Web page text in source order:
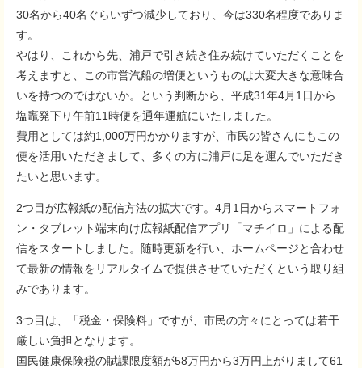
30名から40名ぐらいずつ減少しており、今は330名程度でありま
す。
やはり、これから先、浦戸で引き続き住み続けていただくことを
考えますと、この市営汽船の増便というものは大変大きな意味合
いを持つのではないか。という判断から、平成31年4月1日から
塩竈発下り午前11時便を通年運航にいたしました。
費用としては約1,000万円かかりますが、市民の皆さんにもこの
便を活用いただきまして、多くの方に浦戸に足を運んでいただき
たいと思います。
2つ目が広報紙の配信方法の拡大です。4月1日からスマートフォ
ン・タブレット端末向け広報紙配信アプリ「マチイロ」による配
信をスタートしました。随時更新を行い、ホームページと合わせ
て最新の情報をリアルタイムで提供させていただくという取り組
みであります。
3つ目は、「税金・保険料」ですが、市民の方々にとっては若干
厳しい負担となります。
国民健康保険税の賦課限度額が58万円から3万円上がりまして61